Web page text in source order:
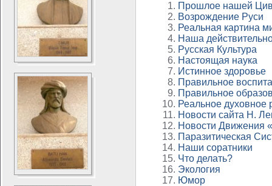
Прошлое нашей
Возрождение Руси
Реальная картина
Наша
Русская Культура
Настоящая наука
Истинное здоровье
Правильное
Правильное
Реальное духовное
Новости сайта Н.
Новости Движения
Паразитическая
Наши соратники
Что делать?
Экология
Юмор